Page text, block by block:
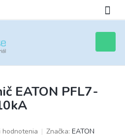
košík
EATON PFL7-
hodnotenia Značka: EATON